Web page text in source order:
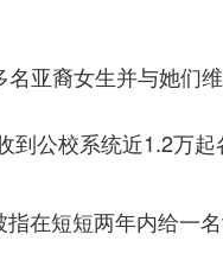
亚裔女生并与她们
公校系统近1.2万
在短短两年内给一